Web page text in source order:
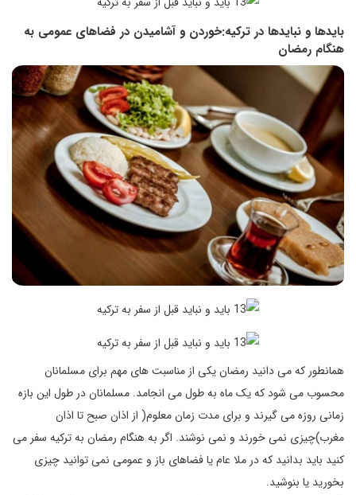
بایدها و نبایدها در ترکیه:خوردن و آشامیدن در فضاهای عمومی به
هنگام رمضان
همانطور که می دانید رمضان یکی از مناسبت های مهم برای مسلمانان
محسوب می شود که یک ماه به طول می انجامد. مسلمانان در طول این بازه
زمانی روزه می گیرند و برای مدت زمان معلوم( از اذان صبح تا اذان
مغرب)چیزی نمی خورند و نمی نوشند. اگر به هنگام رمضان به ترکیه سفر می
کنید باید بدانید که در ملا عام یا فضاهای باز و عمومی نمی توانید چیزی
بخورید یا بنوشید.